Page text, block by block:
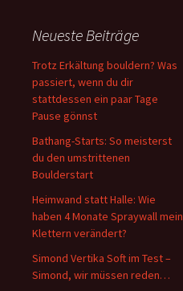
Neueste Beiträge
Trotz Erkältung bouldern? Was
passiert, wenn du dir
stattdessen ein paar Tage
Pause gönnst
Bathang-Starts: So meisterst
du den umstrittenen
Boulderstart
Heimwand statt Halle: Wie
haben 4 Monate Spraywall mein
Klettern verändert?
Simond Vertika Soft im Test –
Simond, wir müssen reden…